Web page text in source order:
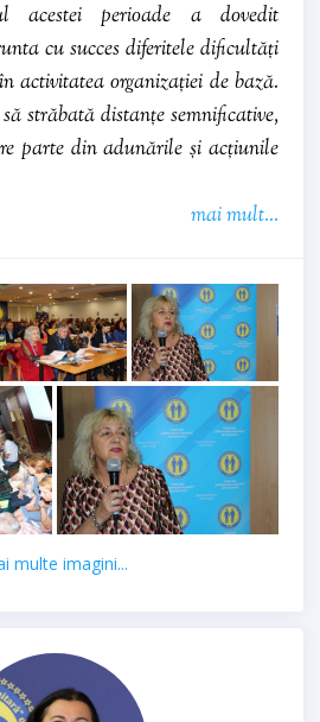
acestei perioade a dovedit
cu succes diferitele dificultăți
activitatea organizației de bază.
străbată distanțe semnificative,
parte din adunările și acțiunile
mai mult...
multe imagini...